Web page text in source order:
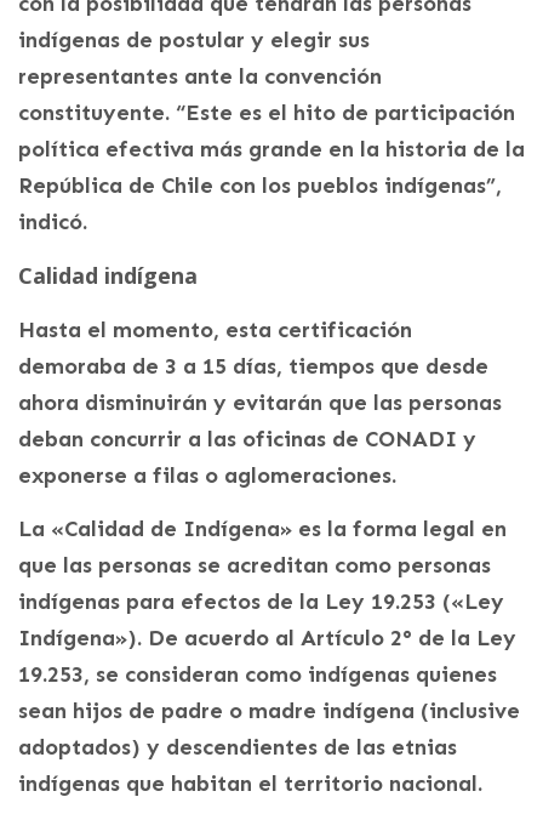
indígenas de postular y elegir sus
representantes ante la convención
constituyente. “Este es el hito de participación
política efectiva más grande en la historia de la
República de Chile con los pueblos indígenas”,
indicó.
Calidad indígena
Hasta el momento, esta certificación
demoraba de 3 a 15 días, tiempos que desde
ahora disminuirán y evitarán que las personas
deban concurrir a las oficinas de CONADI y
exponerse a filas o aglomeraciones.
La «Calidad de Indígena» es la forma legal en
que las personas se acreditan como personas
indígenas para efectos de la Ley 19.253 («Ley
Indígena»). De acuerdo al Artículo 2° de la Ley
19.253, se consideran como indígenas quienes
sean hijos de padre o madre indígena (inclusive
adoptados) y descendientes de las etnias
indígenas que habitan el territorio nacional.